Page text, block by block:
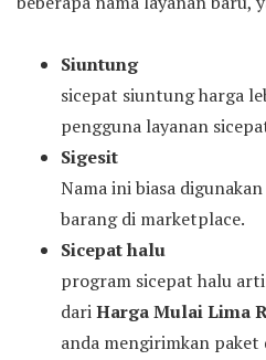
Siuntung
sicepat siuntung harga
pengguna layanan
Sigesit
Nama ini biasa
barang di marketplace.
Sicepat halu
program sicepat halu
dariHarga Mulai Lima
anda mengirimkan